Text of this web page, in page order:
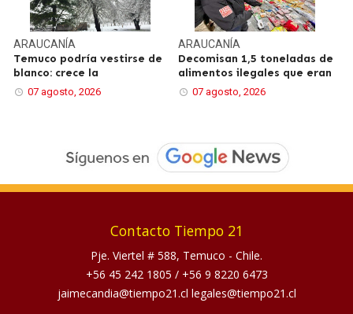
ARAUCANÍA
Temuco podría vestirse de
blanco: crece la
07 agosto, 2026
ARAUCANÍA
Decomisan 1,5 toneladas de
alimentos ilegales que eran
07 agosto, 2026
Contacto Tiempo 21
Pje. Viertel # 588, Temuco - Chile.
+56 45 242 1805 / +56 9 8220 6473
jaimecandia@tiempo21.cl legales@tiempo21.cl